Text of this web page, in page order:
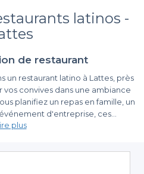
latinos -
de restaurant
un restaurant latino à Lattes, près
convives dans une ambiance
planifiez un repas en famille, un
d'entreprise, ces
cuisine savoureuse empreinte
de l'expérience.
culinaire
plus